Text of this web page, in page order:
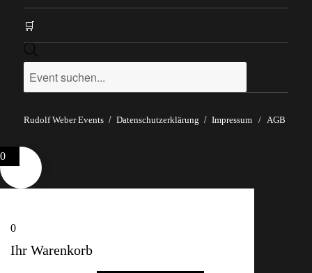
🛒
search
Rudolf Weber Events Datenschutzerklärung Impressum / AGB
0
0
Ihr Warenkorb